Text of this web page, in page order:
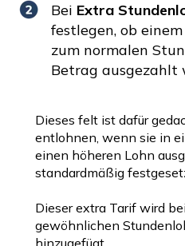
Bei Extra
festlegen, ob
zum normalen
Betrag ausgezahlt
Dieses felt ist dafür
entlohnen, wenn sie in
einen höheren Lohn
standardmäßig
Dieser extra Tarif wird
gewöhnlichen